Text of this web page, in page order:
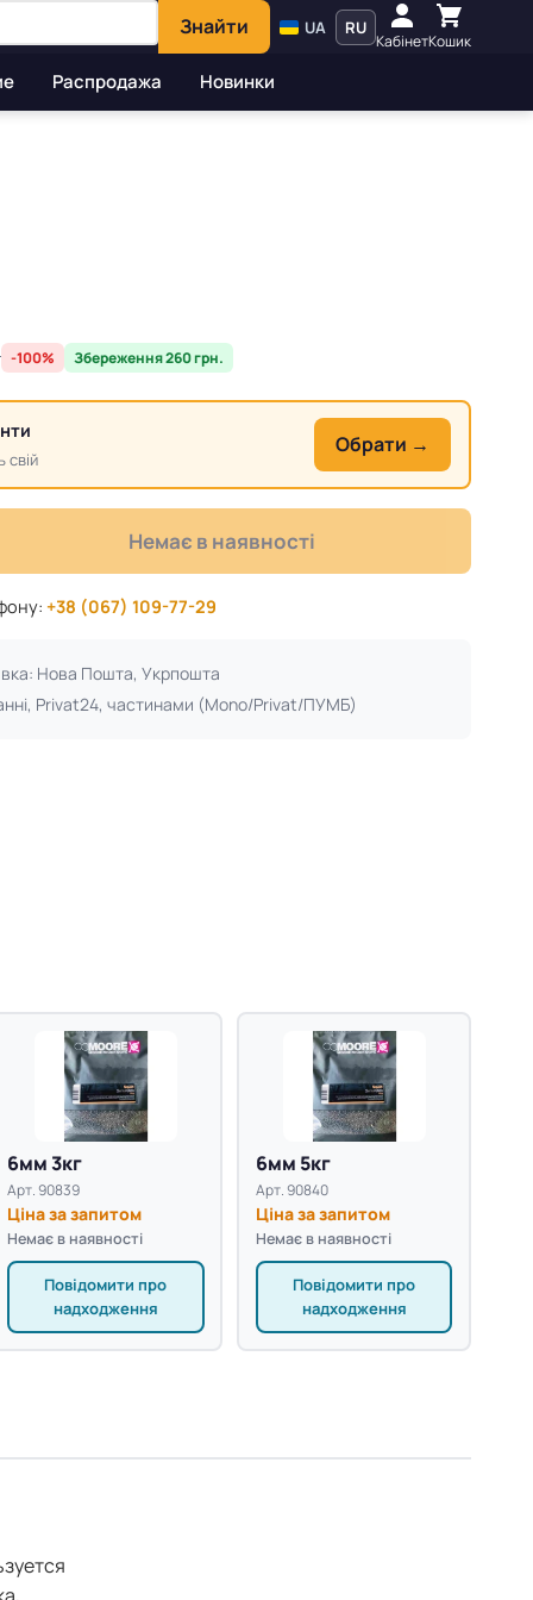
Знайти UA RU
КабінетКошик
Распродажа Новинки
-100% Збереження 260 грн.
свій
Обрати →
Немає в наявності
+38 (067) 109-77-29
Нова Пошта, Укрпошта
Privat24, частинами (Mono/Privat/ПУМБ)
6мм 3кг
Арт. 90839
Ціна за запитом
Немає в наявності
Повідомити про
надходження
6мм 5кг
Арт. 90840
Ціна за запитом
Немає в наявності
Повідомити про
надходження